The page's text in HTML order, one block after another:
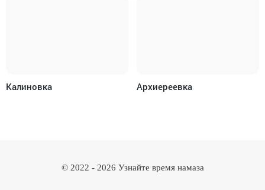
Калиновка Архиереевка
© 2022 - 2026 Узнайте время намаза